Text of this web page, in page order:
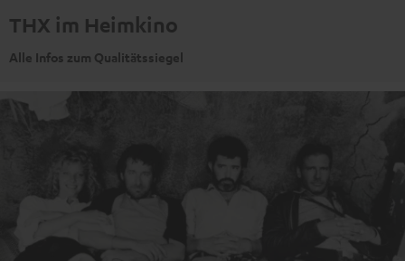
THX im Heimkino
Alle Infos zum Qualitätssiegel